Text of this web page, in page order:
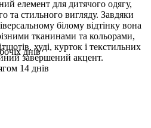
елемент для дитячого одягу,
та стильного вигляду. Завдяки
білому відтінку вона
тканинами та кольорами,
худі, курток і текстильних
завершений акцент.
днів
14 днів